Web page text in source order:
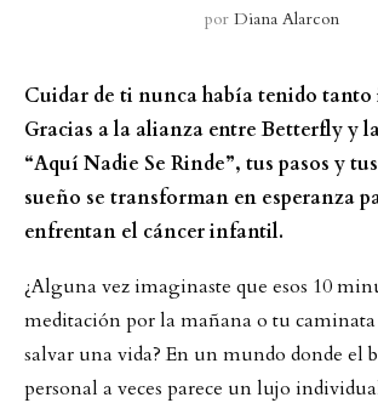
por Diana Alarcon
Cuidar de ti nunca había tenido tanto
Gracias a la alianza entre Betterfly y
“Aquí Nadie Se Rinde”, tus pasos y
sueño se transforman en esperanza
enfrentan el cáncer infantil.
¿Alguna vez imaginaste que esos 10
meditación por la mañana o tu
salvar una vida? En un mundo donde el
personal a veces parece un lujo